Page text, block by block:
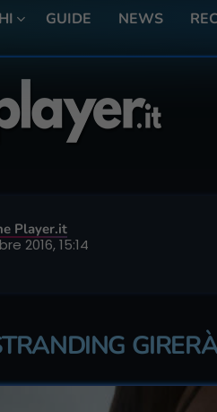
GUIDE NEWS
Player.it
2016, 15:14